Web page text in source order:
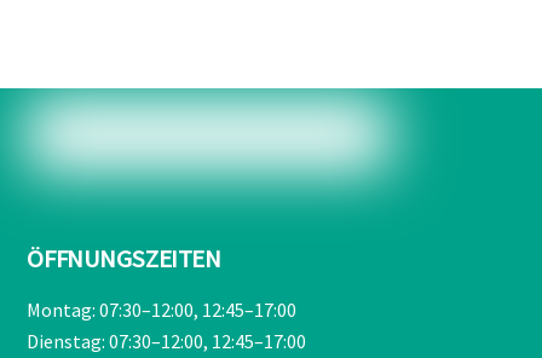
ÖFFNUNGSZEITEN
Montag: 07:30–12:00, 12:45–17:00
Dienstag: 07:30–12:00, 12:45–17:00